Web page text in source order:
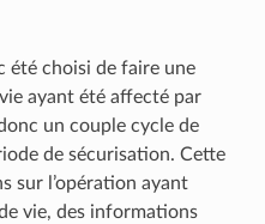
été choisi de faire une
ayant été affecté par
un couple cycle de
de sécurisation. Cette
sur l’opération ayant
vie, des informations